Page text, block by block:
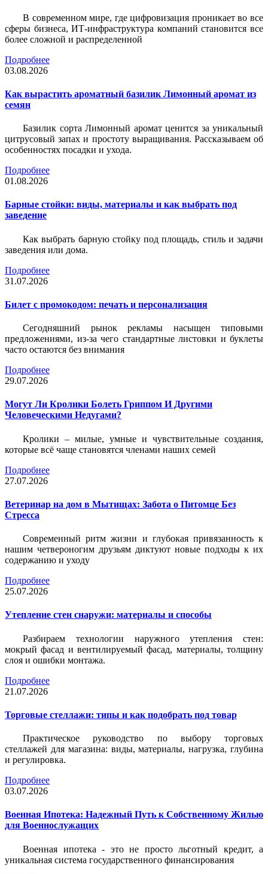
В современном мире, где цифровизация проникает во все
сферы бизнеса, ИТ-инфраструктура компаний становится все
более сложной и распределенной
Подробнее
03.08.2026
Как вырастить ароматный базилик Лимонный аромат из
семян
Базилик сорта Лимонный аромат ценится за уникальный
цитрусовый запах и простоту выращивания. Рассказываем об
особенностях посадки и ухода.
Подробнее
01.08.2026
Барные стойки: виды, материалы и как выбрать под
заведение
Как выбрать барную стойку под площадь, стиль и задачи
заведения или дома.
Подробнее
31.07.2026
Билет c промокодом: печать и персонализация
Сегодняшний рынок рекламы насыщен типовыми
предложениями, из-за чего стандартные листовки и буклеты
часто остаются без внимания
Подробнее
29.07.2026
Могут Ли Кролики Болеть Гриппом И Другими
Человеческими Недугами?
Кролики – милые, умные и чувствительные создания,
которые всё чаще становятся членами наших семей
Подробнее
27.07.2026
Ветеринар на дом в Мытищах: Забота о Питомце Без
Стресса
Современный ритм жизни и глубокая привязанность к
нашим четвероногим друзьям диктуют новые подходы к их
содержанию и уходу
Подробнее
25.07.2026
Утепление стен снаружи: материалы и способы
Разбираем технологии наружного утепления стен:
мокрый фасад и вентилируемый фасад, материалы, толщину
слоя и ошибки монтажа.
Подробнее
21.07.2026
Торговые стеллажи: типы и как подобрать под товар
Практическое руководство по выбору торговых
стеллажей для магазина: виды, материалы, нагрузка, глубина
и регулировка.
Подробнее
03.07.2026
Военная Ипотека: Надежный Путь к Собственному Жилью
для Военнослужащих
Военная ипотека - это не просто льготный кредит, а
уникальная система государственного финансирования